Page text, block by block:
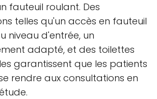
fauteuil roulant. Des
telles qu'un accès en fauteuil
niveau d'entrée, un
adapté, et des toilettes
garantissent que les patients
rendre aux consultations en